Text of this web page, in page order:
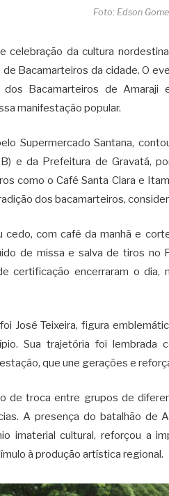
Foto: Edson
celebração da cultura
de Bacamarteiros da cidade. O
Bacamarteiros de Amaraji
manifestação popular.
Supermercado Santana,
e da Prefeitura de Gravatá,
como o Café Santa Clara e
dos bacamarteiros,
cedo, com café da manhã e
de missa e salva de tiros no
certificação encerraram o dia,
José Teixeira, figura
Sua trajetória foi
que une gerações e
de troca entre grupos de
A presença do batalhão de
imaterial cultural, reforçou a
à produção artística regional.